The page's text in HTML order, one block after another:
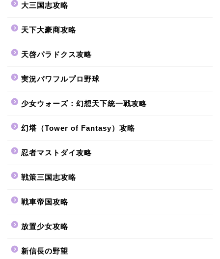
大三国志攻略
天下大豪商攻略
天啓パラドクス攻略
実況パワフルプロ野球
少女ウォーズ：幻想天下統一戦攻略
幻塔（Tower of Fantasy）攻略
忍者マストダイ攻略
戦策三国志攻略
戦車帝国攻略
放置少女攻略
新信長の野望